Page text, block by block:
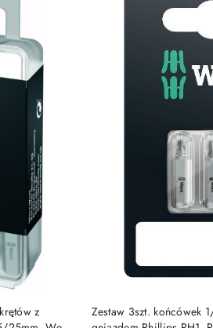
z
Zestaw 3szt. końcówek
DO